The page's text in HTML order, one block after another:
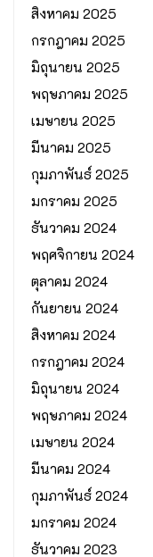
สิงหาคม 2025
กรกฎาคม 2025
มิถุนายน 2025
พฤษภาคม 2025
เมษายน 2025
มีนาคม 2025
กุมภาพันธ์ 2025
มกราคม 2025
ธันวาคม 2024
พฤศจิกายน 2024
ตุลาคม 2024
กันยายน 2024
สิงหาคม 2024
กรกฎาคม 2024
มิถุนายน 2024
พฤษภาคม 2024
เมษายน 2024
มีนาคม 2024
กุมภาพันธ์ 2024
มกราคม 2024
ธันวาคม 2023